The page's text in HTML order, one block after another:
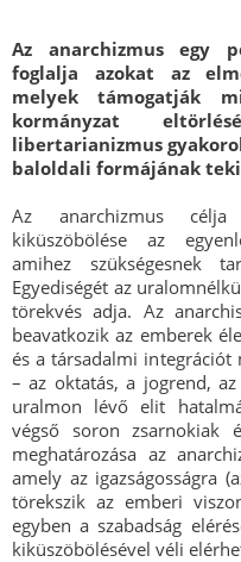
Az anarchizmus egy
foglalja azokat az
melyek támogatják
kormányzat
libertarianizmus
baloldali formájának
Az anarchizmus célja
kiküszöbölése az
amihez szükségesnek
Egyediségét az
törekvés adja. Az
beavatkozik az emberek
és a társadalmi
– az oktatás, a jogrend,
uralmon lévő elit
végső soron zsarnokiak
meghatározása az
amely az igazságosságra
törekszik az emberi
egyben a szabadság
kiküszöbölésével véli